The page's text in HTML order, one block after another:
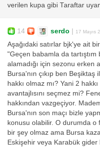
verilen kupa gibi Taraftar
14 serdo | 17 Mayıs
Aşağıdaki satırlar bjk'ye ait
"Geçen babamla da
alamadığı için sezonu erken
Bursa'nın çıkıp ben
hakkı olmaz mı? Yani 2
avantajlısını seçmez mi?
hakkından vazgeçiyor.
Bursa'nın son maçı bizle
konusu olabilir. O durumda o
bir şey olmaz ama Bursa
Eskişehir veya Karabük gider